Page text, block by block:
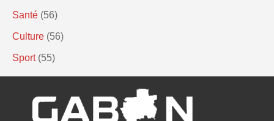
Santé (56)
Culture (56)
Sport (55)